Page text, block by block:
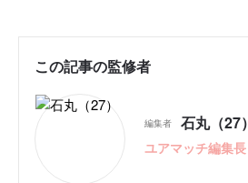
この記事の監修者
編集者 石丸（27）
ユアマッチ編集長